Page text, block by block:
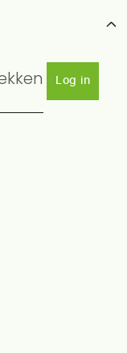
Log in